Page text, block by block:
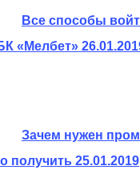
Все способы
«Мелбет»
Зачем нужен
получить 25.01.2019